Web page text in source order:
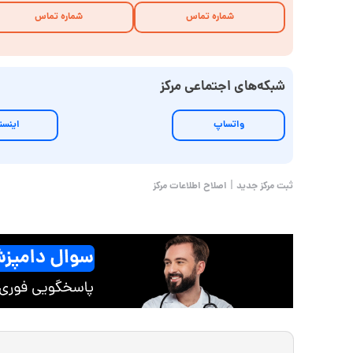
شماره تماس شماره تماس
شبکه‌های اجتماعی مرکز
واتساپ
ثبت مرکز جدید | اصلاح اطلاعات مرکز